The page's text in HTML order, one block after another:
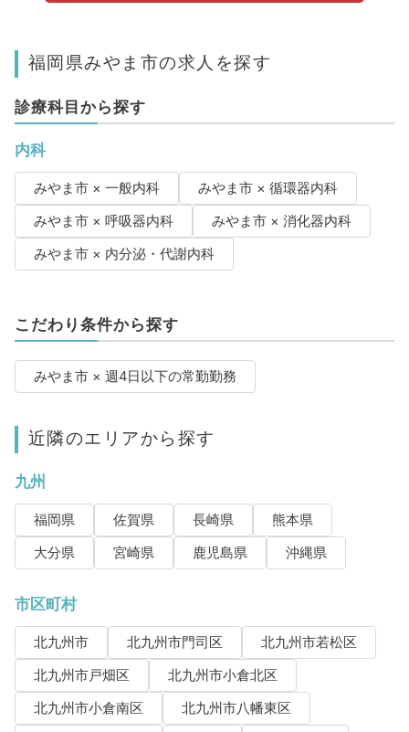
福岡県みやま市の求人を探す
診療科目から探す
内科
みやま市 × 一般内科
みやま市 × 循環器内科
みやま市 × 呼吸器内科
みやま市 × 消化器内科
みやま市 × 内分泌・代謝内科
こだわり条件から探す
みやま市 × 週4日以下の常勤勤務
近隣のエリアから探す
九州
福岡県 佐賀県 長崎県
熊本県
大分県
宮崎県 鹿児島県 沖縄県
市区町村
北九州市 北九州市門司区
北九州市若松区
北九州市戸畑区
北九州市小倉北区
北九州市小倉南区
北九州市八幡東区